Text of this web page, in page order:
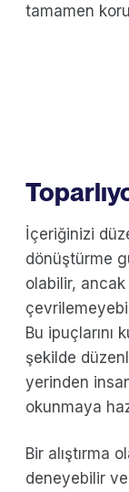
tamamen
İçeriğinizi
dönüştürme
olabilir,
Bu ipuçlarını
şekilde
yerinden
okunmaya
Bir alıştırma
deneyebilir